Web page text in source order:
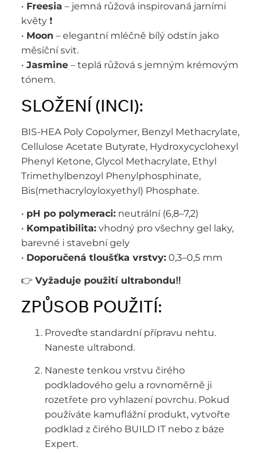
• Freesia – jemná růžová inspirovaná jarními
květy ❗️
• Moon – elegantní mléčně bílý odstín jako
měsíční svit.
• Jasmine – teplá růžová s jemným krémovým
tónem.
SLOŽENÍ (INCI):
BIS-HEA Poly Copolymer, Benzyl Methacrylate,
Cellulose Acetate Butyrate, Hydroxycyclohexyl
Phenyl Ketone, Glycol Methacrylate, Ethyl
Trimethylbenzoyl Phenylphosphinate,
Bis(methacryloyloxyethyl) Phosphate.
• pH po polymeraci: neutrální (6,8–7,2)
• Kompatibilita: vhodný pro všechny gel laky,
barevné i stavební gely
• Doporučená tloušťka vrstvy: 0,3–0,5 mm
👉 Vyžaduje použití ultrabondu‼️
ZPŮSOB POUŽITÍ:
Proveďte standardní přípravu nehtu.
Naneste ultrabond.
Naneste tenkou vrstvu čirého
podkladového gelu a rovnoměrně ji
rozetřete pro vyhlazení povrchu. Pokud
používáte kamuflážní produkt, vytvořte
podklad z čirého BUILD IT nebo z báze
Expert.